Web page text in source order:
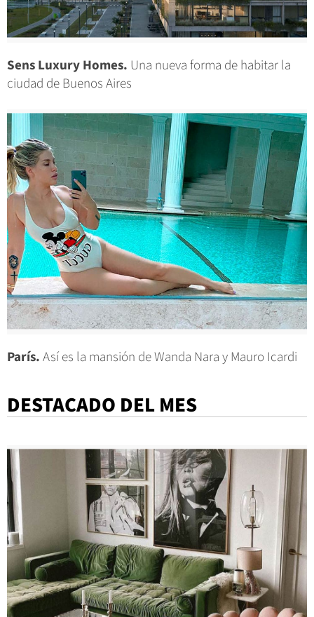
Sens Luxury Homes. Una nueva forma de habitar la
ciudad de Buenos Aires
París.Así es la mansión de Wanda Nara y Mauro Icardi
DESTACADO DEL MES